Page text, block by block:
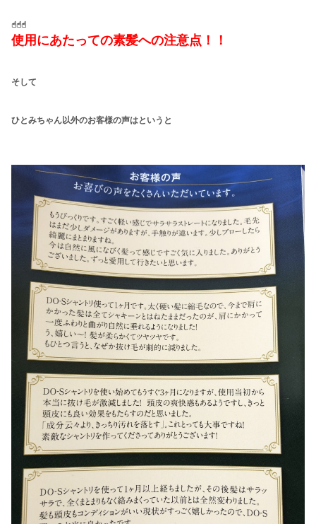
☝︎☝︎☝︎
使用にあたっての素髪への注意点！！
そして
ひとみちゃん以外のお客様の声はというと